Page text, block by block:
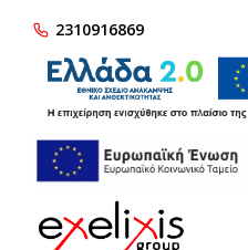
2310916869